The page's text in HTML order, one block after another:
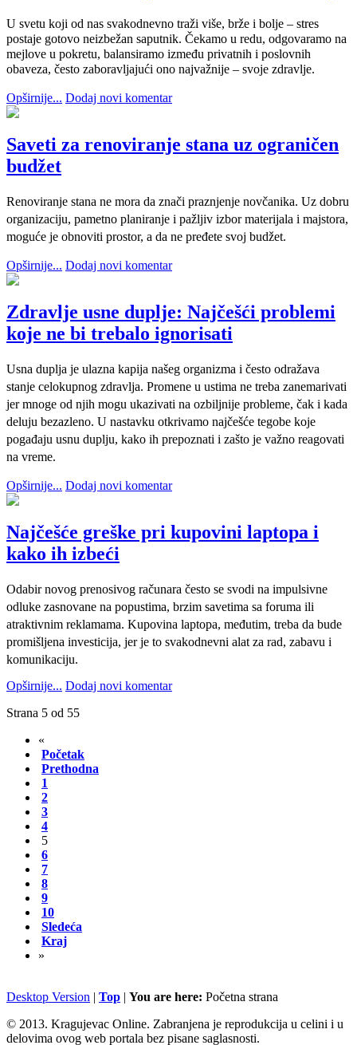
U svetu koji od nas svakodnevno traži više, brže i bolje – stres
postaje gotovo neizbežan saputnik. Čekamo u redu, odgovaramo na
mejlove u pokretu, balansiramo između privatnih i poslovnih
obaveza, često zaboravljajući ono najvažnije – svoje zdravlje.
Opširnije... Dodaj novi komentar
Saveti za renoviranje stana uz ograničen
budžet
Renoviranje stana ne mora da znači praznjenje novčanika. Uz dobru
organizaciju, pametno planiranje i pažljiv izbor materijala i majstora,
moguće je obnoviti prostor, a da ne pređete svoj budžet.
Opširnije... Dodaj novi komentar
Zdravlje usne duplje: Najčešći problemi
koje ne bi trebalo ignorisati
Usna duplja je ulazna kapija našeg organizma i često odražava
stanje celokupnog zdravlja. Promene u ustima ne treba zanemarivati
jer mnoge od njih mogu ukazivati na ozbiljnije probleme, čak i kada
deluju bezazleno. U nastavku otkrivamo najčešće tegobe koje
pogađaju usnu duplju, kako ih prepoznati i zašto je važno reagovati
na vreme.
Opširnije... Dodaj novi komentar
Najčešće greške pri kupovini laptopa i
kako ih izbeći
Odabir novog prenosivog računara često se svodi na impulsivne
odluke zasnovane na popustima, brzim savetima sa foruma ili
atraktivnim reklamama. Kupovina laptopa, međutim, treba da bude
promišljena investicija, jer je to svakodnevni alat za rad, zabavu i
komunikaciju.
Opširnije... Dodaj novi komentar
Strana 5 od 55
«
Početak
Prethodna
1
2
3
4
5
6
7
8
9
10
Sledeća
Kraj
»
Desktop Version | Top | You are here: Početna strana
© 2013. Kragujevac Online. Zabranjena je reprodukcija u celini i u
delovima ovog web portala bez pisane saglasnosti.